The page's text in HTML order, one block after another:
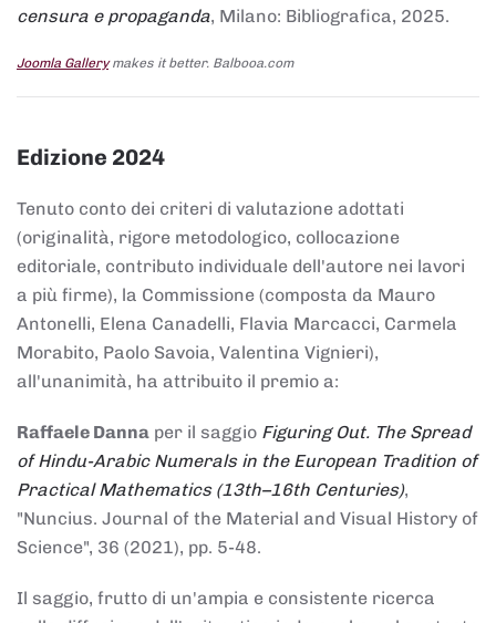
censura e propaganda, Milano: Bibliografica, 2025.
Joomla Gallerymakes it better. Balbooa.com
Edizione 2024
Tenuto conto dei criteri di valutazione adottati
(originalità, rigore metodologico, collocazione
editoriale, contributo individuale dell'autore nei lavori
a più firme), la Commissione (composta da Mauro
Antonelli, Elena Canadelli, Flavia Marcacci, Carmela
Morabito, Paolo Savoia, Valentina Vignieri),
all'unanimità, ha attribuito il premio a:
Raffaele Danna per il saggio Figuring Out. The Spread
of Hindu-Arabic Numerals in the European Tradition of
Practical Mathematics (13th–16th Centuries),
"Nuncius. Journal of the Material and Visual History of
Science", 36 (2021), pp. 5-48.
Il saggio, frutto di un'ampia e consistente ricerca